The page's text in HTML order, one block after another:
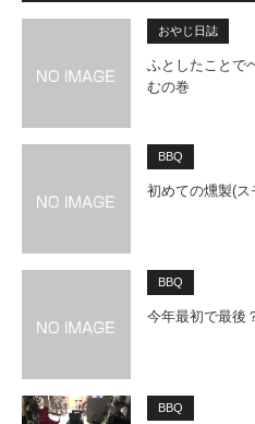
おやじ日誌
ふとしたことで
むの巻
BBQ
初めての燻製(ス
BBQ
今年最初で最後
BBQ